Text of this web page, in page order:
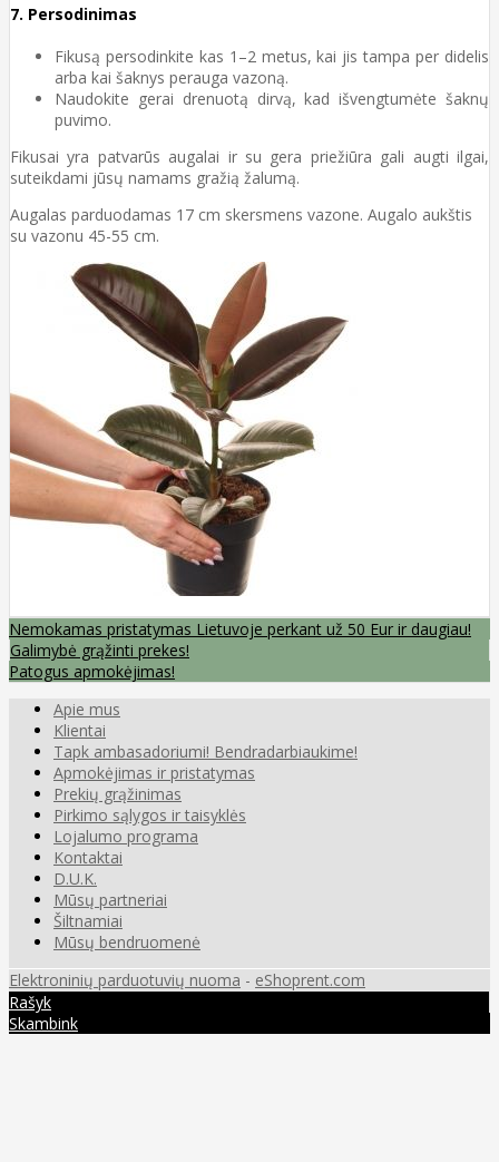
7. Persodinimas
Fikusą persodinkite kas 1–2 metus, kai jis tampa per didelis
arba kai šaknys perauga vazoną.
Naudokite gerai drenuotą dirvą, kad išvengtumėte šaknų
puvimo.
Fikusai yra patvarūs augalai ir su gera priežiūra gali augti ilgai,
suteikdami jūsų namams gražią žalumą.
Augalas parduodamas 17 cm skersmens vazone. Augalo aukštis
su vazonu 45-55 cm.
Nemokamas pristatymas Lietuvoje perkant už 50 Eur ir daugiau!
Galimybė grąžinti prekes!
Patogus apmokėjimas!
Apie mus
Klientai
Tapk ambasadoriumi! Bendradarbiaukime!
Apmokėjimas ir pristatymas
Prekių grąžinimas
Pirkimo sąlygos ir taisyklės
Lojalumo programa
Kontaktai
D.U.K.
Mūsų partneriai
Šiltnamiai
Mūsų bendruomenė
Elektroninių parduotuvių nuoma - eShoprent.com
Rašyk
Skambink